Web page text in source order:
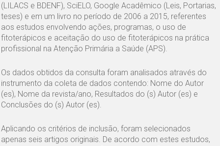
(LILACS e BDENF), SciELO, Google Acadêmico (Leis, Portarias,
teses) e em um livro no período de 2006 a 2015, referentes
aos estudos envolvendo ações, programas, o uso de
fitoterápicos e aceitação do uso de fitoterápicos na prática
profissional na Atenção Primária a Saúde (APS).
Os dados obtidos da consulta foram analisados através do
instrumento da coleta de dados contendo: Nome do Autor
(es), Nome da revista/ano, Resultados do (s) Autor (es) e
Conclusões do (s) Autor (es).
Aplicando os critérios de inclusão, foram selecionados
apenas seis artigos originais. De acordo com estes estudos,